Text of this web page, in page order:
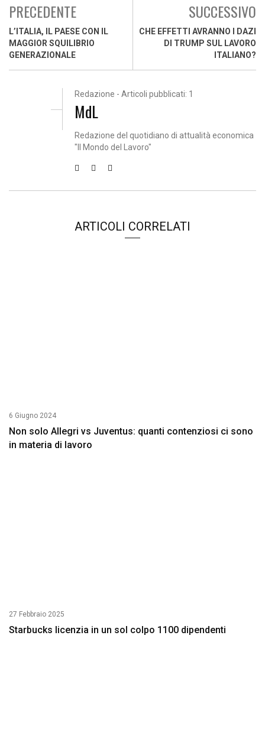
PRECEDENTE
L’ITALIA, IL PAESE CON IL
MAGGIOR SQUILIBRIO
GENERAZIONALE
SUCCESSIVO
CHE EFFETTI AVRANNO I DAZI
DI TRUMP SUL LAVORO
ITALIANO?
Redazione - Articoli pubblicati: 1
MdL
Redazione del quotidiano di attualità economica
"Il Mondo del Lavoro"
ARTICOLI CORRELATI
6 Giugno 2024
Non solo Allegri vs Juventus: quanti contenziosi ci sono
in materia di lavoro
27 Febbraio 2025
Starbucks licenzia in un sol colpo 1100 dipendenti